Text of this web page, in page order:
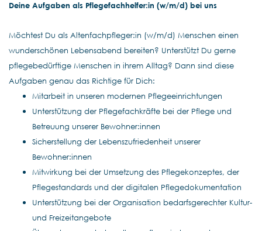
Deine Aufgaben als Pflegefachhelfer:in (w/m/d) bei uns
Möchtest Du als Altenfachpfleger:in (w/m/d) Menschen einen
wunderschönen Lebensabend bereiten? Unterstützt Du gerne
pflegebedürftige Menschen in ihrem Alltag? Dann sind diese
Aufgaben genau das Richtige für Dich:
Mitarbeit in unseren modernen Pflegeeinrichtungen
Unterstützung der Pflegefachkräfte bei der Pflege und
Betreuung unserer Bewohner:innen
Sicherstellung der Lebenszufriedenheit unserer
Bewohner:innen
Mitwirkung bei der Umsetzung des Pflegekonzeptes, der
Pflegestandards und der digitalen Pflegedokumentation
Unterstützung bei der Organisation bedarfsgerechter Kultur-
und Freizeitangebote